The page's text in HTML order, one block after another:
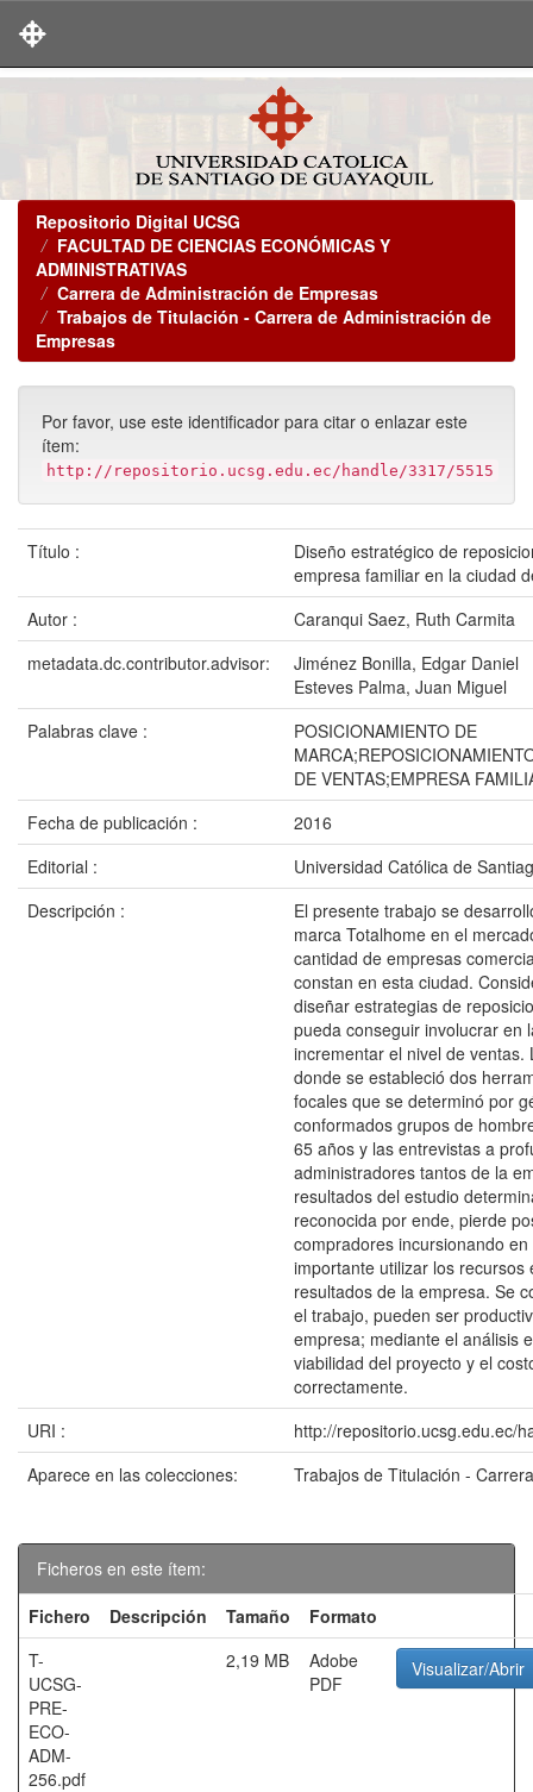
Repositorio Digital UCSG
FACULTAD DE CIENCIAS ECONÓMICAS Y
ADMINISTRATIVAS
Carrera de Administración de Empresas
Trabajos de Titulación - Carrera de Administración de
Empresas
Por favor, use este identificador para citar o enlazar este
ítem:
http://repositorio.ucsg.edu.ec/handle/3317/5515
Título :
Diseño estratégico de
empresa familiar en la ciudad
Autor :
Caranqui Saez, Ruth Carmita
metadata.dc.contributor.advisor:
Jiménez Bonilla, Edgar Daniel
Esteves Palma, Juan Miguel
Palabras clave :
POSICIONAMIENTO DE
DE VENTAS;EMPRESA
Fecha de publicación :
2016
Editorial :
Universidad Católica de
Descripción :
El presente trabajo se
marca Totalhome en el
cantidad de empresas
constan en esta ciudad.
diseñar estrategias de
pueda conseguir involucrar en
incrementar el nivel de
donde se estableció dos
focales que se determinó por
conformados grupos de
65 años y las entrevistas a
administradores tantos de la
resultados del estudio
reconocida por ende, pierde
compradores incursionando
importante utilizar los
resultados de la empresa. Se
el trabajo, pueden ser
empresa; mediante el análisis
viabilidad del proyecto y el
correctamente.
URI :
http://repositorio.ucsg.edu.ec/
Aparece en las colecciones:
Trabajos de Titulación -
Ficheros en este ítem:
Fichero
Descripción Tamaño
Formato
T-
UCSG-
PRE-
ECO-
ADM-
256.pdf
2,19 MB
Adobe
PDF
Visualizar/Abrir